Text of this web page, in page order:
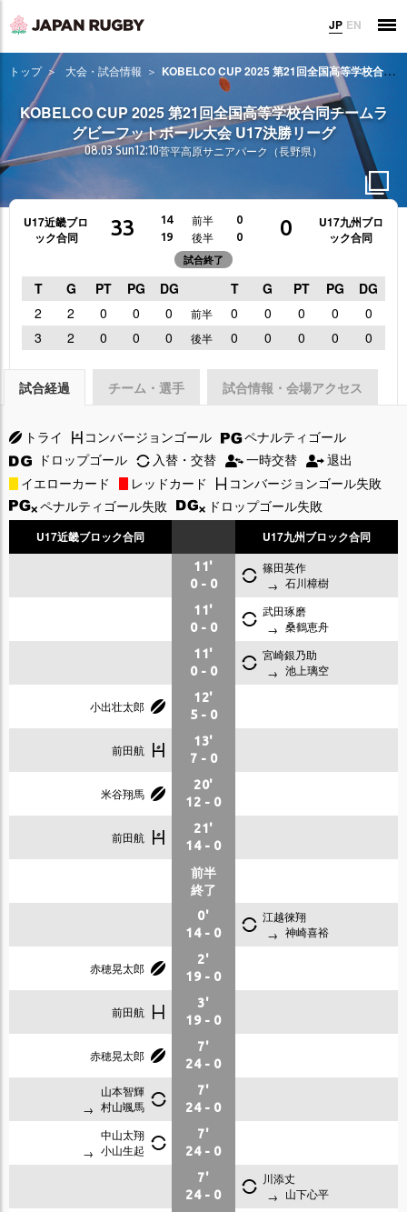
JP EN
トップ 大会・試合情報 KOBELCO CUP 2025 第21回全国高等学校合同チームラグビーフットボール大会 U17決勝リーグ
KOBELCO CUP 2025 第21回全国高等学校合同チームラ
グビーフットボール大会 U17決勝リーグ
08.03 Sun12:10菅平高原サニアパーク（長野県）
U17近畿ブロ
ック合同
33 14 前半
0
19
後半 0
試合終了
0
U17九州ブロ
ック合同
T G PT PG DG T G PT PG
DG
2
2 0 0 0 前半 0 0 0 0
0
3
2 0 0 0 後半 0 0 0 0 0
試合経過 チーム・選手 試合情報・会場アクセス
トライ コンバージョンゴール
ペナルティゴール
ドロップゴール
入替・交替 一時交替
退出
イエローカード
レッドカード
コンバージョンゴール失敗
ペナルティゴール失敗
ドロップゴール失敗
U17近畿ブロック合同 U17九州ブロック合同
11'
0 - 0
篠田英作
石川樟樹
11'
0 - 0
武田琢磨
桑鶴恵舟
11'
0 - 0
宮崎銀乃助
池上璃空
小出壮太郎
12'
5 - 0
前田航
13'
7 - 0
米谷翔馬
20'
12 - 0
前田航
21'
14 - 0
前半
終了
0'
14 - 0
江越徠翔
神崎喜裕
赤穂晃太郎
2'
19 - 0
前田航
3'
19 - 0
赤穂晃太郎
7'
24 - 0
山本智輝
村山颯馬
7'
24 - 0
中山太翔
小山生起
7'
24 - 0
7'
24 - 0
川添丈
山下心平